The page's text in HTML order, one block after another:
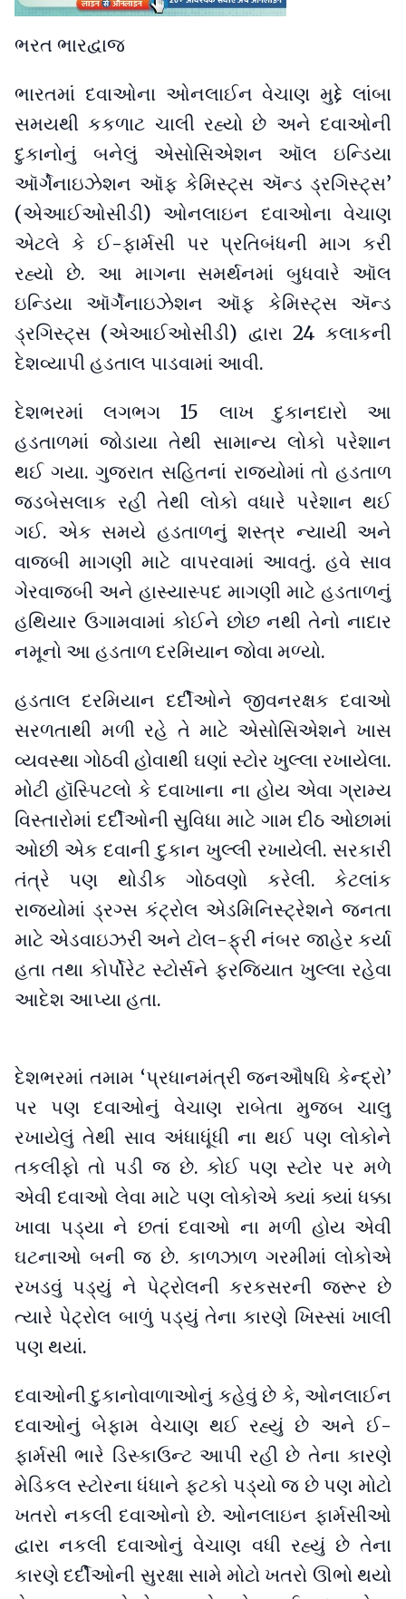
ભરત ભારદ્વાજ
ભારતમાં દવાઓના ઓનલાઈન વેચાણ મુદ્દે લાંબા
સમયથી કકળાટ ચાલી રહ્યો છે અને દવાઓની
દુકાનોનું બનેલું એસોસિએશન ઑલ ઇન્ડિયા
ઑર્ગેનાઇઝેશન ઑફ કેમિસ્ટ્સ ઍન્ડ ડ્રગિસ્ટ્સ’
(એઆઈઓસીડી) ઓનલાઇન દવાઓના વેચાણ
એટલે કે ઈ-ફાર્મસી પર પ્રતિબંધની માગ કરી
રહ્યો છે. આ માગના સમર્થનમાં બુધવારે ઑલ
ઇન્ડિયા ઑર્ગેનાઇઝેશન ઑફ કેમિસ્ટ્સ ઍન્ડ
ડ્રગિસ્ટ્સ (એઆઈઓસીડી) દ્વારા 24 કલાકની
દેશવ્યાપી હડતાલ પાડવામાં આવી.
દેશભરમાં લગભગ 15 લાખ દુકાનદારો આ
હડતાળમાં જોડાયા તેથી સામાન્ય લોકો પરેશાન
થઈ ગયા. ગુજરાત સહિતનાં રાજ્યોમાં તો હડતાળ
જડબેસલાક રહી તેથી લોકો વધારે પરેશાન થઈ
ગઈ. એક સમયે હડતાળનું શસ્ત્ર ન્યાયી અને
વાજબી માગણી માટે વાપરવામાં આવતું. હવે સાવ
ગેરવાજબી અને હાસ્યાસ્પદ માગણી માટે હડતાળનું
હથિયાર ઉગામવામાં કોઈને છોછ નથી તેનો નાદાર
નમૂનો આ હડતાળ દરમિયાન જોવા મળ્યો.
હડતાલ દરમિયાન દર્દીઓને જીવનરક્ષક દવાઓ
સરળતાથી મળી રહે તે માટે એસોસિએશને ખાસ
વ્યવસ્થા ગોઠવી હોવાથી ઘણાં સ્ટોર ખુલ્લા રખાયેલા.
મોટી હૉસ્પિટલો કે દવાખાના ના હોય એવા ગ્રામ્ય
વિસ્તારોમાં દર્દીઓની સુવિધા માટે ગામ દીઠ ઓછામાં
ઓછી એક દવાની દુકાન ખુલ્લી રખાયેલી. સરકારી
તંત્રે પણ થોડીક ગોઠવણો કરેલી. કેટલાંક
રાજ્યોમાં ડ્રગ્સ કંટ્રોલ એડમિનિસ્ટ્રેશને જનતા
માટે એડવાઇઝરી અને ટોલ-ફ્રી નંબર જાહેર કર્યા
હતા તથા કોર્પોરેટ સ્ટોર્સને ફરજિયાત ખુલ્લા રહેવા
આદેશ આપ્યા હતા.
દેશભરમાં તમામ ‘પ્રધાનમંત્રી જનઔષધિ કેન્દ્રો’
પર પણ દવાઓનું વેચાણ રાબેતા મુજબ ચાલુ
રખાયેલું તેથી સાવ અંધાધૂંધી ના થઈ પણ લોકોને
તકલીફો તો પડી જ છે. કોઈ પણ સ્ટોર પર મળે
એવી દવાઓ લેવા માટે પણ લોકોએ ક્યાં ક્યાં ધક્કા
ખાવા પડ્યા ને છતાં દવાઓ ના મળી હોય એવી
ઘટનાઓ બની જ છે. કાળઝાળ ગરમીમાં લોકોએ
રખડવું પડ્યું ને પેટ્રોલની કરકસરની જરૂર છે
ત્યારે પેટ્રોલ બાળું પડ્યું તેના કારણે ખિસ્સાં ખાલી
પણ થયાં.
દવાઓની દુકાનોવાળાઓનું કહેવું છે કે, ઓનલાઈન
દવાઓનું બેફામ વેચાણ થઈ રહ્યું છે અને ઈ-
ફાર્મસી ભારે ડિસ્કાઉન્ટ આપી રહી છે તેના કારણે
મેડિકલ સ્ટોરના ધંધાને ફટકો પડ્યો જ છે પણ મોટો
ખતરો નકલી દવાઓનો છે. ઓનલાઇન ફાર્મસીઓ
દ્વારા નકલી દવાઓનું વેચાણ વધી રહ્યું છે તેના
કારણે દર્દીઓની સુરક્ષા સામે મોટો ખતરો ઊભો થયો